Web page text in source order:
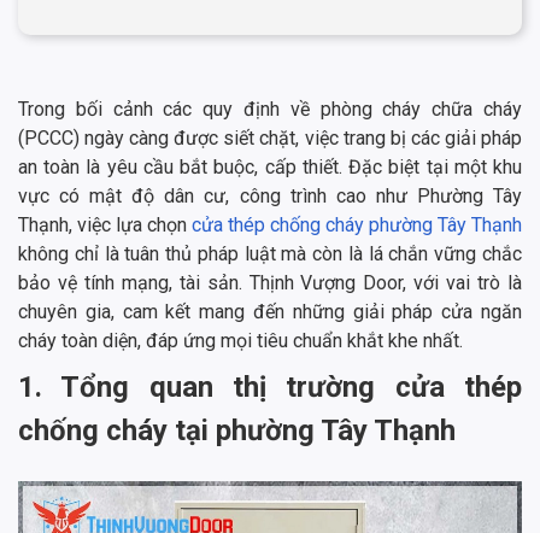
Trong bối cảnh các quy định về phòng cháy chữa cháy
(PCCC) ngày càng được siết chặt, việc trang bị các giải pháp
an toàn là yêu cầu bắt buộc, cấp thiết. Đặc biệt tại một khu
vực có mật độ dân cư, công trình cao như Phường Tây
Thạnh, việc lựa chọn cửa thép chống cháy phường Tây Thạnh
không chỉ là tuân thủ pháp luật mà còn là lá chắn vững chắc
bảo vệ tính mạng, tài sản. Thịnh Vượng Door, với vai trò là
chuyên gia, cam kết mang đến những giải pháp cửa ngăn
cháy toàn diện, đáp ứng mọi tiêu chuẩn khắt khe nhất.
1. Tổng quan thị trường cửa thép
chống cháy tại phường Tây Thạnh